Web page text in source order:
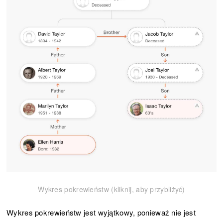
Wykres pokrewieństw (kliknij, aby przybliżyć)
Wykres pokrewieństw jest wyjątkowy, ponieważ nie jest